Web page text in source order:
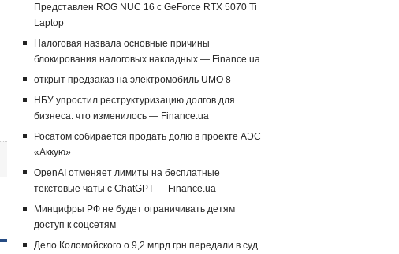
Представлен ROG NUC 16 с GeForce RTX 5070 Ti
Laptop
Налоговая назвала основные причины
блокирования налоговых накладных — Finance.ua
открыт предзаказ на электромобиль UMO 8
НБУ упростил реструктуризацию долгов для
бизнеса: что изменилось — Finance.ua
Росатом собирается продать долю в проекте АЭС
«Аккую»
OpenAI отменяет лимиты на бесплатные
текстовые чаты с ChatGPT — Finance.ua
Минцифры РФ не будет ограничивать детям
доступ к соцсетям
Дело Коломойского о 9,2 млрд грн передали в суд